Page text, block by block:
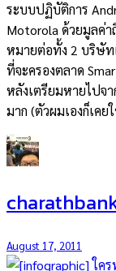
ระบบปฏิบัติการ
Motorola ด้วยมูลค่า
หมายต่อทั้ง 2 บริษัท
ที่จะครองตลาด
หลังเตรียมหายไปจ
มาก (ตัวผมเองก็เค
August 17, 2011